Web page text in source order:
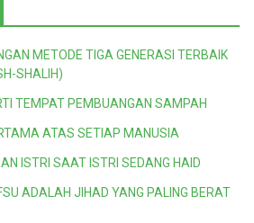
METODE TIGA GENERASI TERBAIK
SHALIH)
TEMPAT PEMBUANGAN SAMPAH
ATAS SETIAP MANUSIA
ISTRI SAAT ISTRI SEDANG HAID
ADALAH JIHAD YANG PALING BERAT